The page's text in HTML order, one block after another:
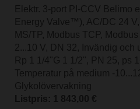
Elektr. 3-port PI-CCV Belimo
Energy Valve™), AC/DC 24
MS/TP, Modbus TCP,
2...10 V, DN 32, Invändig och
Rp 1 1/4"G 1 1/2", PN 25, ps
Temperatur på medium -
Glykolövervakning
Listpris: 1 843,00 €